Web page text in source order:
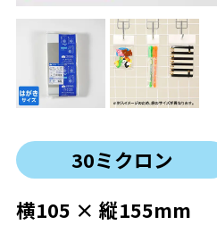
30ミクロン
横105 × 縦155mm